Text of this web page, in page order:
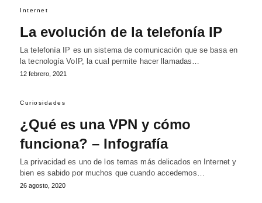
Internet
La evolución de la telefonía IP
La telefonía IP es un sistema de comunicación que se basa en
la tecnología VoIP, la cual permite hacer llamadas…
12 febrero, 2021
Curiosidades
¿Qué es una VPN y cómo
funciona? – Infografía
La privacidad es uno de los temas más delicados en Internet y
bien es sabido por muchos que cuando accedemos…
26 agosto, 2020